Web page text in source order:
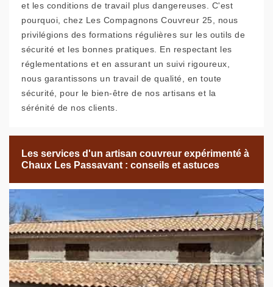
et les conditions de travail plus dangereuses. C'est
pourquoi, chez Les Compagnons Couvreur 25, nous
privilégions des formations régulières sur les outils de
sécurité et les bonnes pratiques. En respectant les
réglementations et en assurant un suivi rigoureux,
nous garantissons un travail de qualité, en toute
sécurité, pour le bien-être de nos artisans et la
sérénité de nos clients.
Les services d'un artisan couvreur expérimenté à
Chaux Les Passavant : conseils et astuces